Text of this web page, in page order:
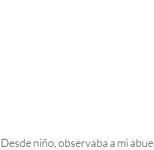
Desde niño, observaba a mi